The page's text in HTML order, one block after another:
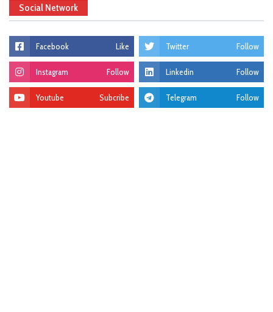
Social Network
Facebook Like Twitter Follow
Instagram Follow Linkedin Follow
Youtube Subcribe Telegram Follow